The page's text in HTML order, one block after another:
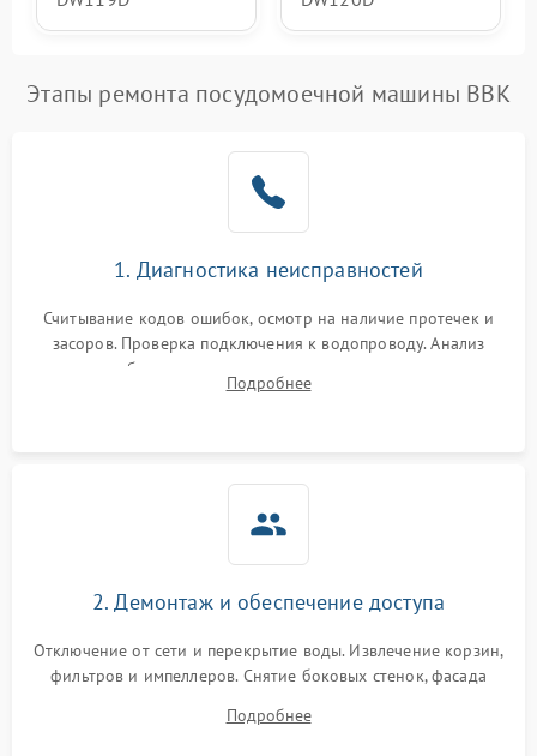
Этапы ремонта посудомоечной машины BBK
1. Диагностика неисправностей
Считывание кодов ошибок, осмотр на наличие протечек и
засоров. Проверка подключения к водопроводу. Анализ
жалоб на отсутствие слива, нагрева, вращения
разбрызгивателей или срабатывание системы защиты
Подробнее
2. Демонтаж и обеспечение доступа
Отключение от сети и перекрытие воды. Извлечение корзин,
фильтров и импеллеров. Снятие боковых стенок, фасада
циркуляционному насосу, ТЭНу и сливной помпе.
Подробнее